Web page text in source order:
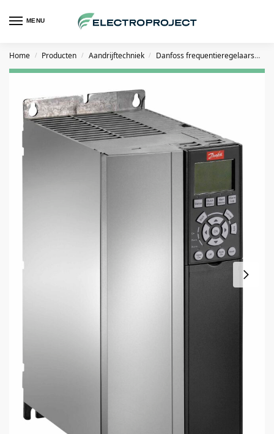
MENU
Home / Producten / Aandrijftechniek / Danfoss frequentieregelaars